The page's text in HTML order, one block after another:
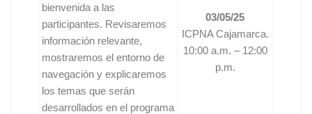
bienvenida a las
participantes. Revisaremos
información relevante,
mostraremos el entorno de
navegación y explicaremos
los temas que serán
desarrollados en el programa
03/05/25
ICPNA Cajamarca.
10:00 a.m. – 12:00
p.m.